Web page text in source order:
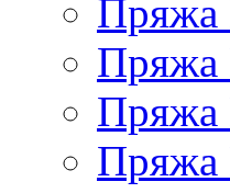
Пряжа
Пряжа
Пряжа
Пряжа